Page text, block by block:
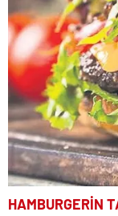
HAMBURGERİN